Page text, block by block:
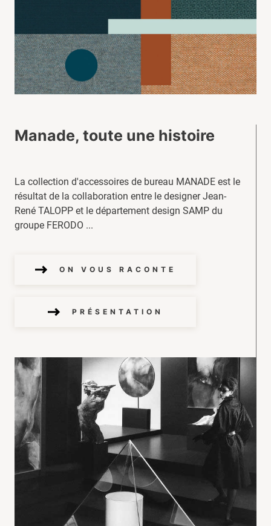
Manade, toute une histoire
La collection d'accessoires de bureau MANADE est le
résultat de la collaboration entre le designer Jean-
René TALOPP et le département design SAMP du
groupe FERODO ...
ON VOUS RACONTE
PRÉSENTATION